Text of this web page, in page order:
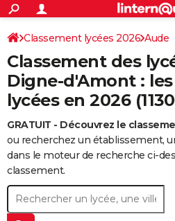
ACTUALITÉS
Politique
Société
Faits Divers
Education
Monde
Villes
+
SPORT
Coupe du monde 2026
Football
Tennis
Cyclisme
Rugby
Forum
CULTURE
Programme TV
TNT
Streaming
Cinéma
Sorties cinéma
Musique
+FINANCE
Retraite
Impôts
Epargne
Immobilier
Risques naturels par ville
Banque
Assurance
Crédit
AUTO
Essais
Réserver un essai
Citadines
Berlines
SUV
Forum auto
+
HIGH-TECH
BRICOLAGE
Forum
Aménagement intérieur
Extérieur
Cuisine
Salle de bains
Jardinage
Rangement
+WEEK-END
S'inscrire
Classement lycées 2026 Aude
Classement des
Digne-d'Amont :
lycées en 2026
GRATUIT - Découvrez le
ou recherchez un établissement,
dans le moteur de recherche ci-
classement.